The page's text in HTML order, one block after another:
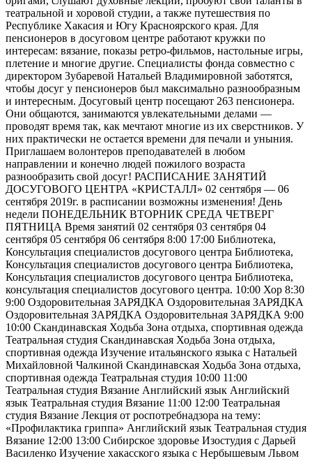
театральной и хоровой студии, а также путешествия по
Республике Хакасия и Югу Красноярского края. Для
пенсионеров в досуговом центре работают кружки по
интересам: вязание, показы ретро-фильмов, настольные игры,
плетение и многие другие. Специалисты фонда совместно с
директором Зубаревой Натальей Владимировной заботятся,
чтобы досуг у пенсионеров был максимально разнообразным
и интересным. Досуговый центр посещают 263 пенсионера.
Они общаются, занимаются увлекательными делами —
проводят время так, как мечтают многие из их сверстников. У
них практически не остается времени для печали и уныния.
Приглашаем волонтеров преподавателей в любом
направлении и конечно людей пожилого возраста
разнообразить свой досуг! РАСПИСАНИЕ ЗАНЯТИЙ
ДОСУГОВОГО ЦЕНТРА «КРИСТАЛЛ» 02 сентября — 06
сентября 2019г. в расписании возможны изменения! День
недели ПОНЕДЕЛЬНИК ВТОРНИК СРЕДА ЧЕТВЕРГ
ПЯТНИЦА Время занятий 02 сентября 03 сентября 04
сентября 05 сентября 06 сентября 8:00 17:00 Библиотека,
Консультация специалистов досугового центра Библиотека,
Консультация специалистов досугового центра Библиотека,
Консультация специалистов досугового центра Библиотека,
консультация специалистов досугового центра. 10:00 Хор 8:30
9:00 Оздоровительная ЗАРЯДКА Оздоровительная ЗАРЯДКА
Оздоровительная ЗАРЯДКА Оздоровительная ЗАРЯДКА 9:00
10:00 Скандинавская Ходьба Зона отдыха, спортивная одежда
Театральная студия Скандинавская Ходьба Зона отдыха,
спортивная одежда Изучение итальянского языка с Натальей
Михайловной Чалкиной Скандинавская Ходьба Зона отдыха,
спортивная одежда Театральная студия 10:00 11:00
Театральная студия Вязание Английский язык Английский
язык Театральная студия Вязание 11:00 12:00 Театральная
студия Вязание Лекция от роспотребнадзора на тему:
«Профилактика гриппа» Английский язык Театральная студия
Вязание 12:00 13:00 Сибирское здоровье Изостудия с Дарьей
Василенко Изучение хакасского языка с Нербышевым Львом